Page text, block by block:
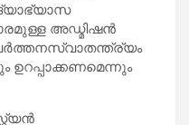
അഡ്മിഷന്‍
ഉറപ്പാക്കണമെന്നും